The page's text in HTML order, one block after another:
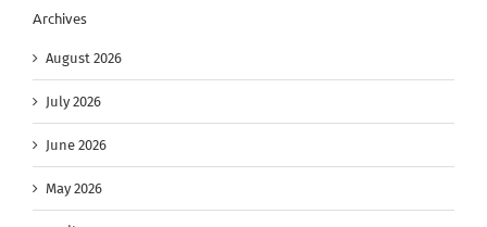
Archives
August 2026
July 2026
June 2026
May 2026